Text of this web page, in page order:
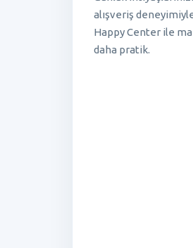
alışveriş
Happy Center ile
daha pratik.